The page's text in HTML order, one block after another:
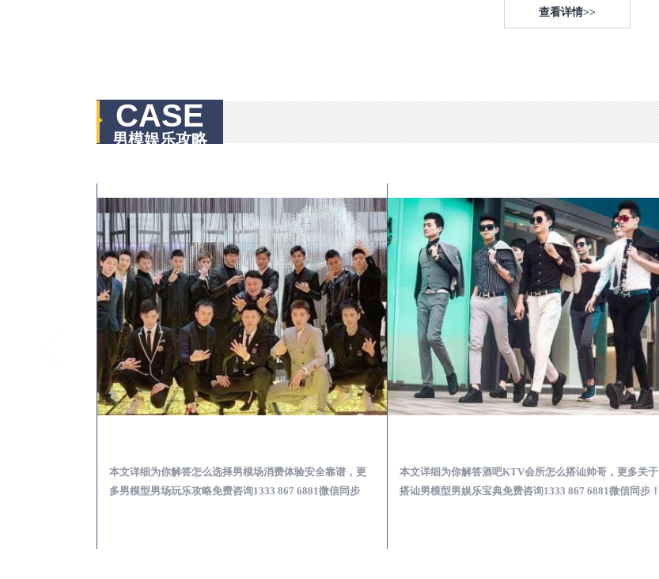
查看详情>>
CASE
男模娱乐攻略
本文详细为你解答怎么选择男模场消费体验安全靠谱，更
多男模型男场玩乐攻略免费咨询1333 867 6881微信同步
本文详细为你解答酒吧KTV会所怎么搭讪帅哥，更多关于
搭讪男模型男娱乐宝典免费咨询1333 867 6881微信同步！